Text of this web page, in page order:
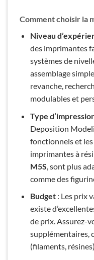
Comment choisir la
Niveau
des imprimantes
systèmes de
assemblage
revanche,
modulables et
Type
Deposition
fonctionnels et
imprimantes à
M5S , sont plus
comme des
Budget: Les prix
existe
de prix. Assurez-
supplémentaires,
(filaments,